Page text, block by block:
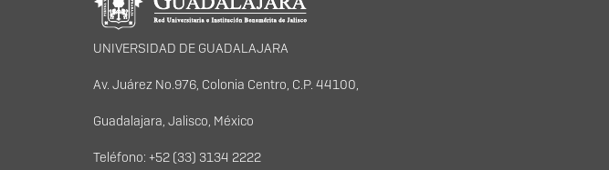
UNIVERSIDAD DE GUADALAJARA
Av. Juárez No.976, Colonia Centro, C.P. 44100,
Guadalajara, Jalisco, México
Teléfono: +52 (33) 3134 2222